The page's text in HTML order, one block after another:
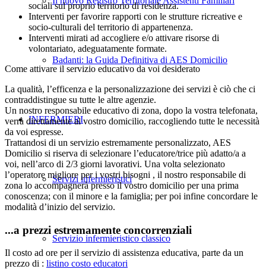
Badanti: la Guida Definitiva di AES Domicilio
INFERMIERI
Servizi infermieristici
Servizio infermieristico classico
sociali sul proprio territorio di residenza.
Interventi per favorire rapporti con le strutture ricreative e
socio-culturali del territorio di appartenenza.
Interventi mirati ad accogliere e/o attivare risorse di
volontariato, adeguatamente formate.
Come attivare il servizio educativo da voi desiderato
La qualità, l’efficenza e la personalizzazione dei servizi è ciò che ci
contraddistingue su tutte le altre agenzie.
Un nostro responsabile educativo di zona, dopo la vostra telefonata,
verrà direttamente al vostro domicilio, raccogliendo tutte le necessità
da voi espresse.
Trattandosi di un servizio estremamente personalizzato, AES
Domicilio si riserva di selezionare l’educatore/trice più adatto/a a
voi, nell’arco di 2/3 giorni lavorativi. Una volta selezionato
l’operatore migliore per i vostri bisogni , il nostro responsabile di
zona lo accompagnerà presso il vostro domicilio per una prima
conoscenza; con il minore e la famiglia; per poi infine concordare le
modalità d’inizio del servizio.
...a prezzi estremamente concorrenziali
Il costo ad ore per il servizio di assistenza educativa, parte da un
prezzo di : listino costo educatori